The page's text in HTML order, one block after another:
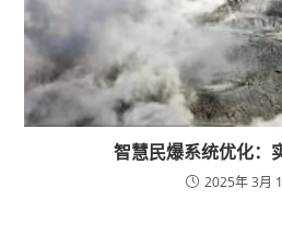
智慧民爆系统优化：
2025年 3月